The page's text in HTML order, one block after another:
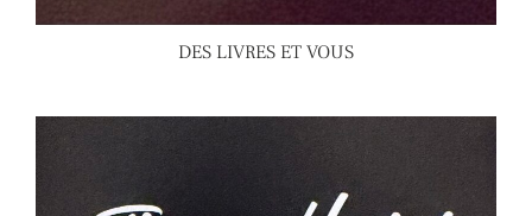
DES LIVRES ET VOUS